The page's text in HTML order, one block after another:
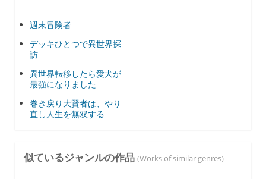
週末冒険者
デッキひとつで異世界探
訪
異世界転移したら愛犬が
最強になりました
巻き戻り大賢者は、やり
直し人生を無双する
似ているジャンルの作品 (Works of similar genres)